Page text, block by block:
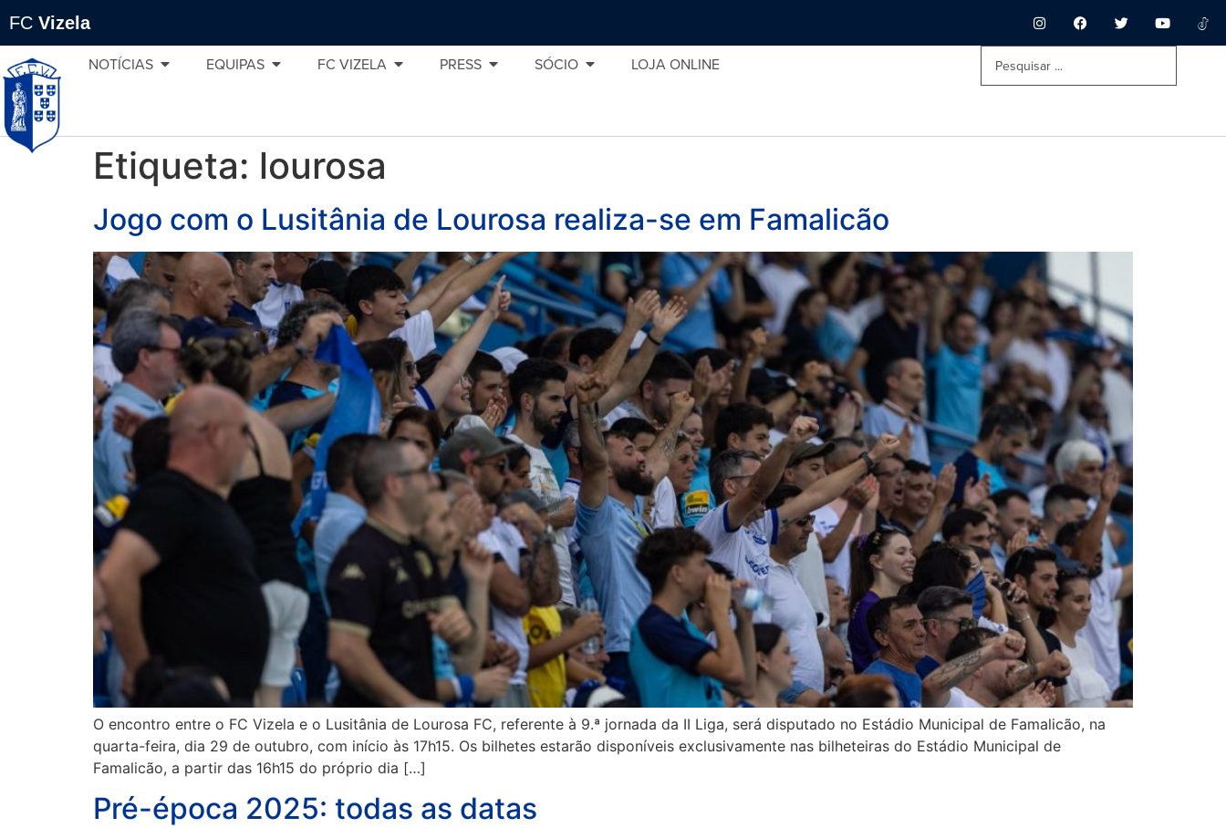
FC Vizela
NOTÍCIAS EQUIPAS FC VIZELA PRESS SÓCIO LOJA ONLINE
Etiqueta: lourosa
Jogo com o Lusitânia de Lourosa realiza-se em Famalicão
O encontro entre o FC Vizela e o Lusitânia de Lourosa FC, referente à 9.ª jornada da II Liga, será disputado no Estádio Municipal de Famalicão, na
quarta-feira, dia 29 de outubro, com início às 17h15. Os bilhetes estarão disponíveis exclusivamente nas bilheteiras do Estádio Municipal de
Famalicão, a partir das 16h15 do próprio dia […]
Pré-época 2025: todas as datas